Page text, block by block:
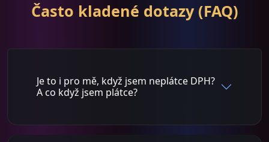
Často kladené dotazy (FAQ)
Je to i pro mě, když jsem neplátce DPH?
A co když jsem plátce?